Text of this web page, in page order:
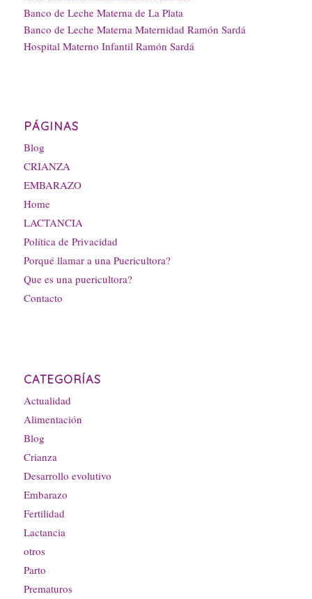
Banco de Leche Materna de La Plata
Banco de Leche Materna Maternidad Ramón Sardá
Hospital Materno Infantil Ramón Sardá
PÁGINAS
Blog
CRIANZA
EMBARAZO
Home
LACTANCIA
Política de Privacidad
Porqué llamar a una Puericultora?
Que es una puericultora?
Contacto
CATEGORÍAS
Actualidad
Alimentación
Blog
Crianza
Desarrollo evolutivo
Embarazo
Fertilidad
Lactancia
otros
Parto
Prematuros